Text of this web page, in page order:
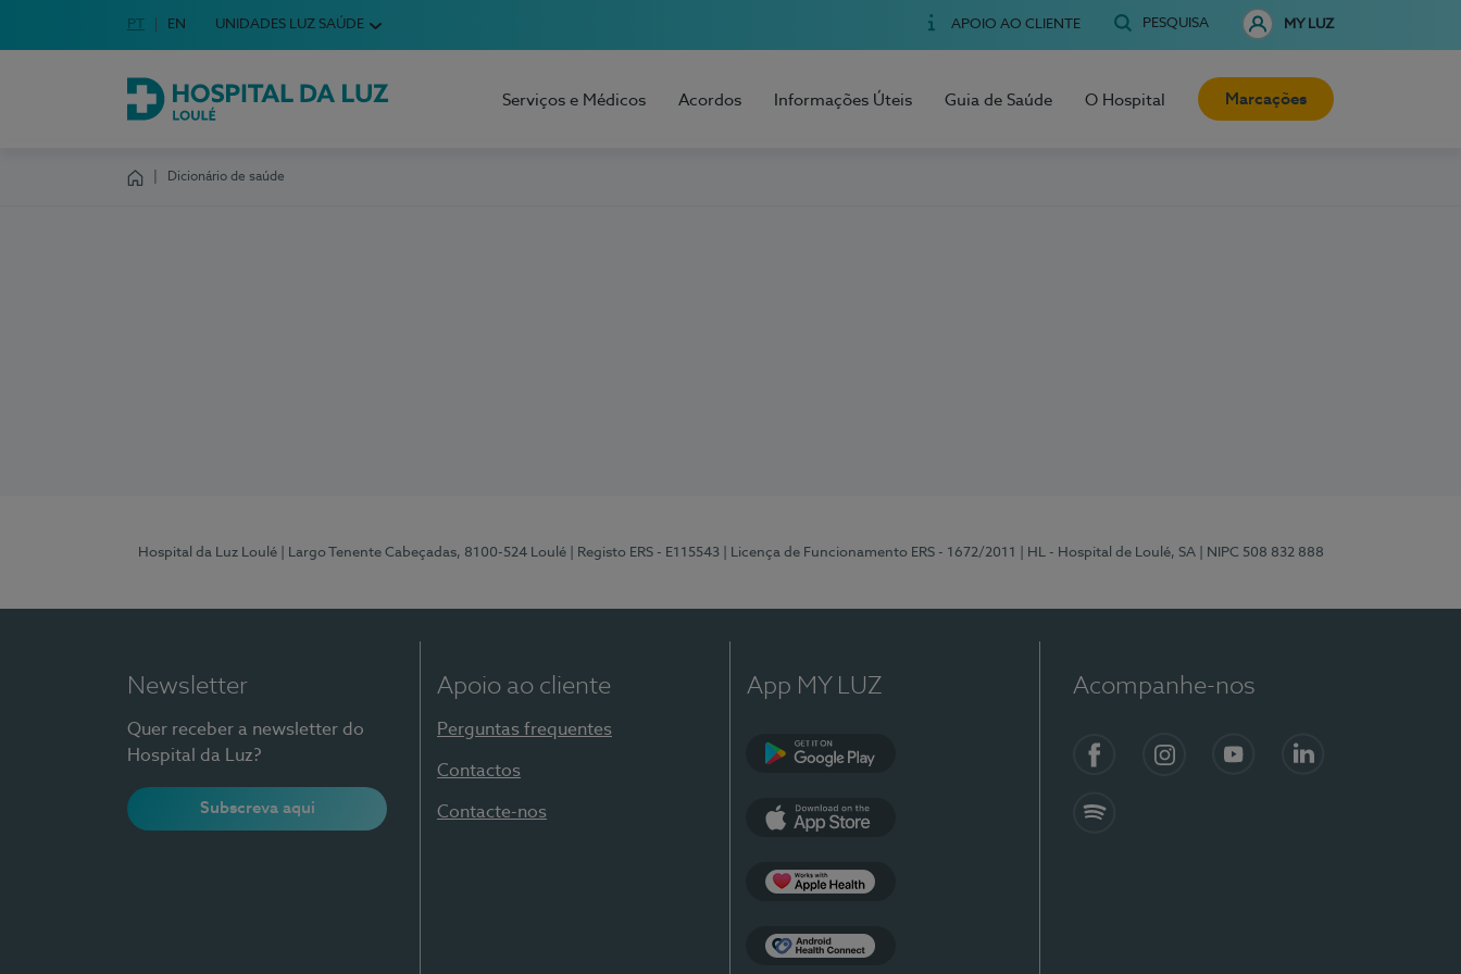
Escolha o seu idioma
Idioma em Português
PT English Language
EN UNIDADES LUZ SAÚDE APOIO AO CLIENTE PESQUISA MY LUZ
Hospital da Luz Loulé
Serviços e Médicos Acordos Informações Úteis Guia de Saúde O Hospital Marcações
Dicionário de saúde
Hospital da Luz Loulé | Largo Tenente Cabeçadas, 8100-524 Loulé | Registo ERS - E115543 | Licença de Funcionamento ERS - 1672/2011 | HL - Hospital de Loulé, SA | NIPC 508 832 888
Newsletter
Quer receber a newsletter do
Hospital da Luz?
Subscreva aqui
Apoio ao cliente
Perguntas frequentes
Contactos
Contacte-nos
App MY LUZ Acompanhe-nos